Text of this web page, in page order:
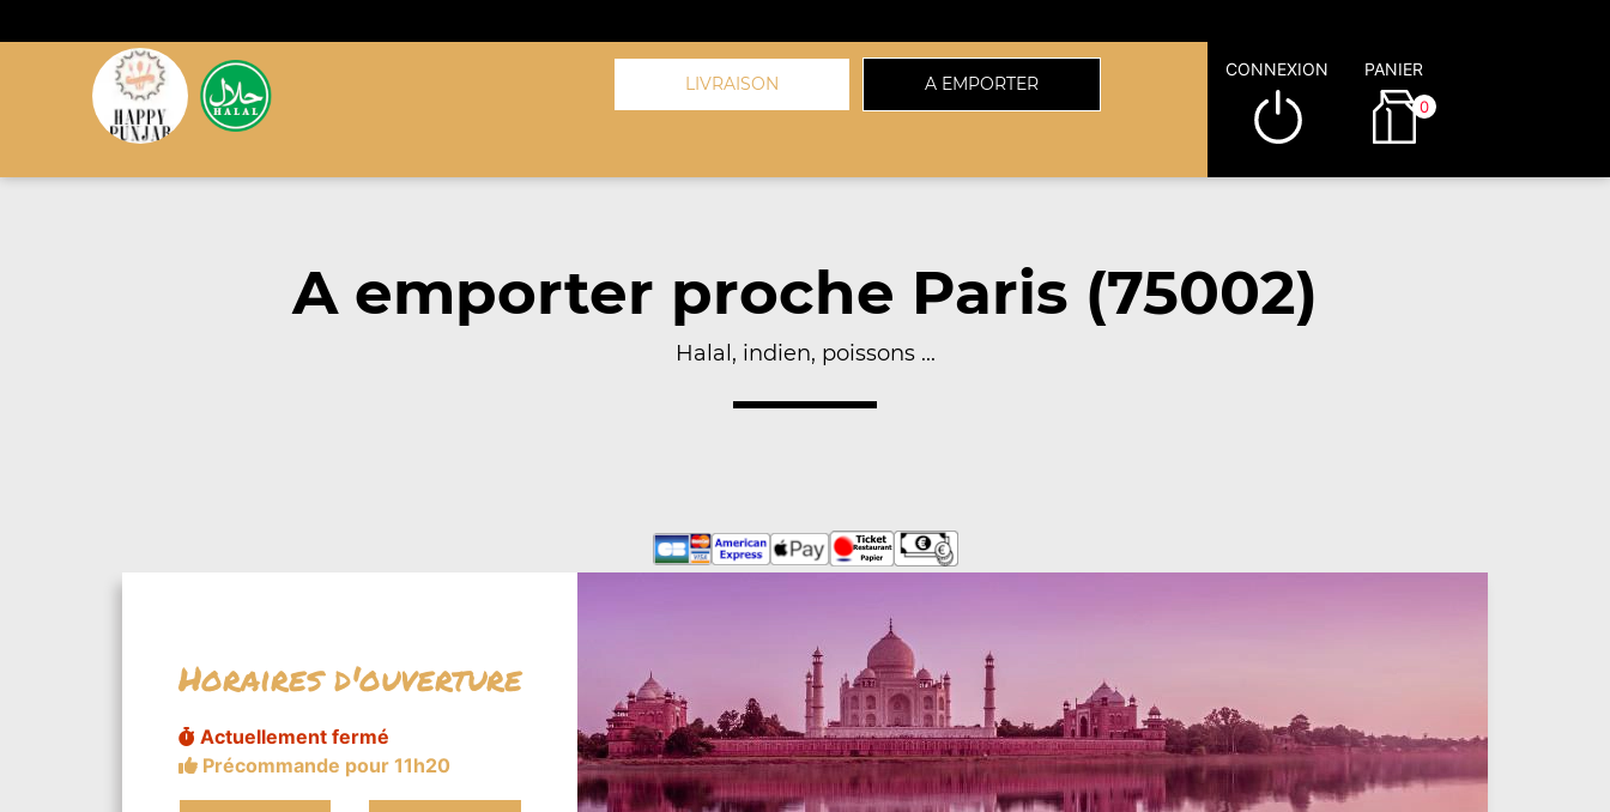
LIVRAISON A EMPORTER
CONNEXION PANIER
0
A emporter proche Paris (75002)
Halal, indien, poissons ...
Horaires d'ouverture
Actuellement fermé
Précommande pour 11h20